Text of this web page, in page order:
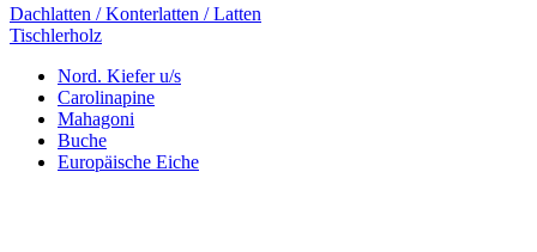
Dachlatten / Konterlatten / Latten
Tischlerholz
Nord. Kiefer u/s
Carolinapine
Mahagoni
Buche
Europäische Eiche